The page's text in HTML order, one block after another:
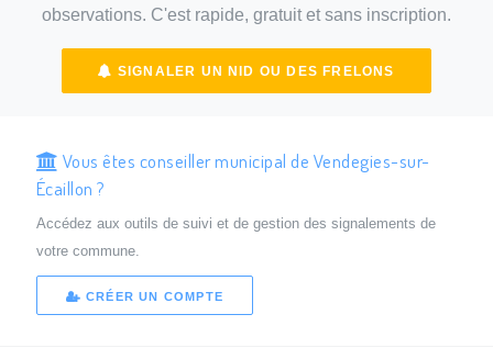
observations. C'est rapide, gratuit et sans inscription.
SIGNALER UN NID OU DES FRELONS
Vous êtes conseiller municipal de Vendegies-sur-
Écaillon ?
Accédez aux outils de suivi et de gestion des signalements de
votre commune.
CRÉER UN COMPTE